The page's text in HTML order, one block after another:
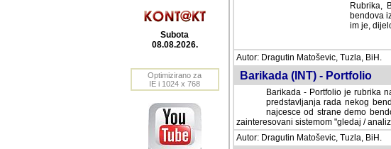
Subota
08.08.2026.
Optimizirano za
IE i 1024 x 768
Rubrika,
bendova
je,
Autor: Dragutin Matoševic, Tuzla, BiH.
Barikada (INT) - Portfolio
Barikada - Portfolio je rubrika
predstavljanja rada nekog
najcesce od strane demo
zainteresovani sistemom "gledaj /
Autor: Dragutin Matoševic, Tuzla, BiH.